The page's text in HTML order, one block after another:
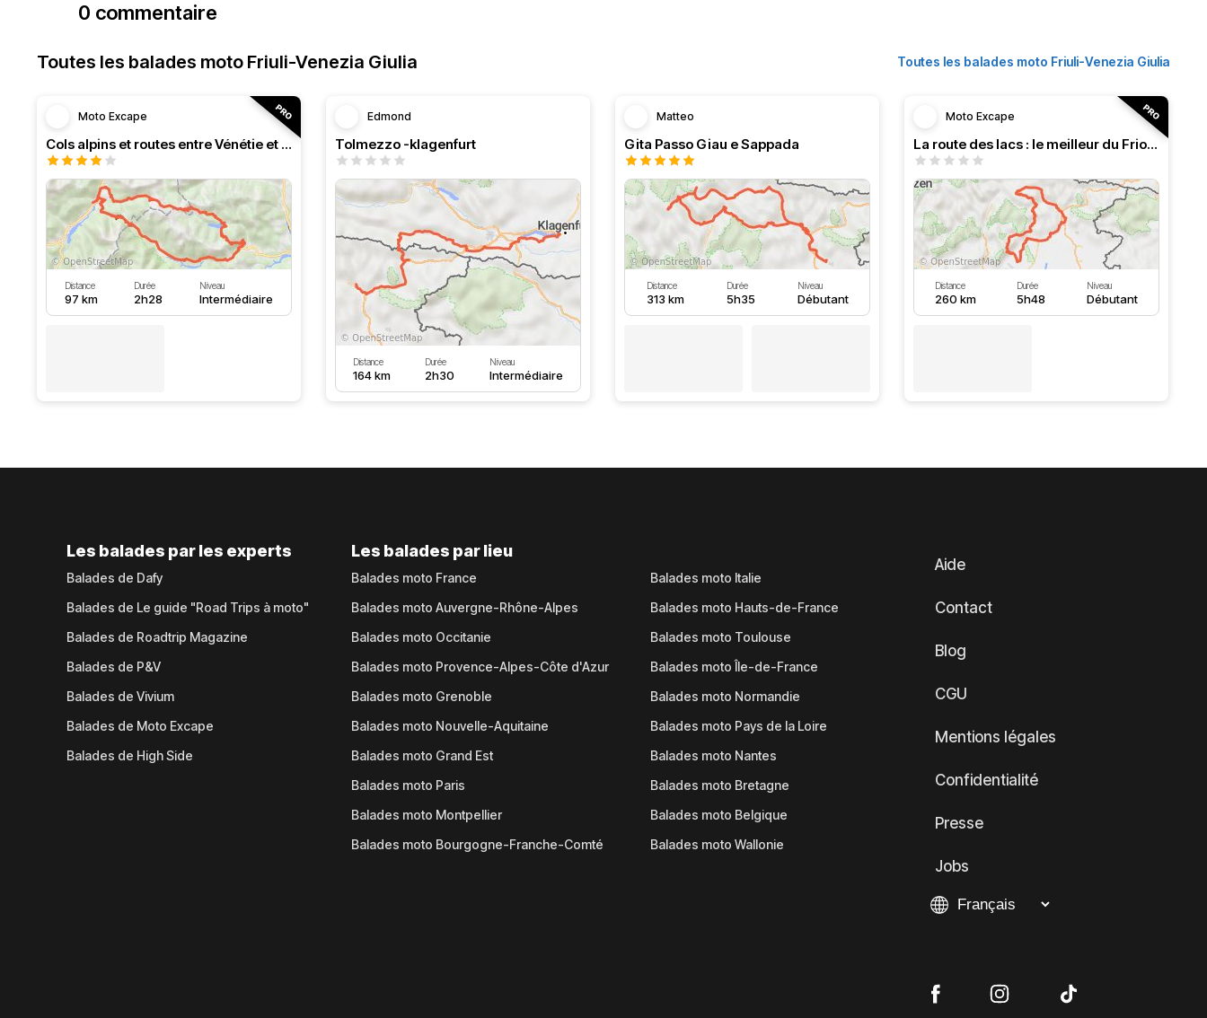
0 commentaire
Toutes les balades moto Friuli-Venezia Giulia Toutes les balades moto Friuli-Venezia Giulia
Moto Excape
Cols alpins et routes entre Vénétie et Frioul
Distance
97 km
Durée
2h28
Niveau
Intermédiaire
Edmond
Tolmezzo -klagenfurt
Distance
164 km
Durée
2h30
Niveau
Intermédiaire
Matteo
Gita Passo Giau e Sappada
Distance
313 km
Durée
5h35
Niveau
Débutant
Moto Excape
La route des lacs : le meilleur du Frioul en moto
Distance
260 km
Durée
5h48
Niveau
Débutant
Les balades par les experts
Balades de Dafy
Balades de Le guide "Road Trips à moto"
Balades de Roadtrip Magazine
Balades de P&V
Balades de Vivium
Balades de Moto Excape
Balades de High Side
Les balades par lieu
Balades moto France
Balades moto Auvergne-Rhône-Alpes
Balades moto Occitanie
Balades moto Provence-Alpes-Côte d'Azur
Balades moto Grenoble
Balades moto Nouvelle-Aquitaine
Balades moto Grand Est
Balades moto Paris
Balades moto Montpellier
Balades moto Bourgogne-Franche-Comté
Balades moto Italie
Balades moto Hauts-de-France
Balades moto Toulouse
Balades moto Île-de-France
Balades moto Normandie
Balades moto Pays de la Loire
Balades moto Nantes
Balades moto Bretagne
Balades moto Belgique
Balades moto Wallonie
Aide
Contact
Blog
CGU
Mentions légales
Confidentialité
Presse
Jobs